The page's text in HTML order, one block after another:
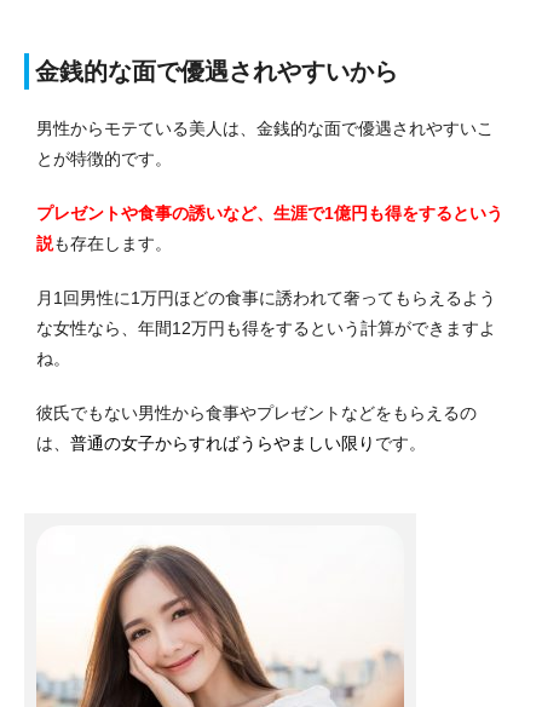
金銭的な面で優遇されやすいから
男性からモテている美人は、金銭的な面で優遇されやすいこ
とが特徴的です。
プレゼントや食事の誘いなど、生涯で1億円も得をするという
説も存在します。
月1回男性に1万円ほどの食事に誘われて奢ってもらえるよう
な女性なら、年間12万円も得をするという計算ができますよ
ね。
彼氏でもない男性から食事やプレゼントなどをもらえるの
は、 普通の女子からすればうらやましい限り です。